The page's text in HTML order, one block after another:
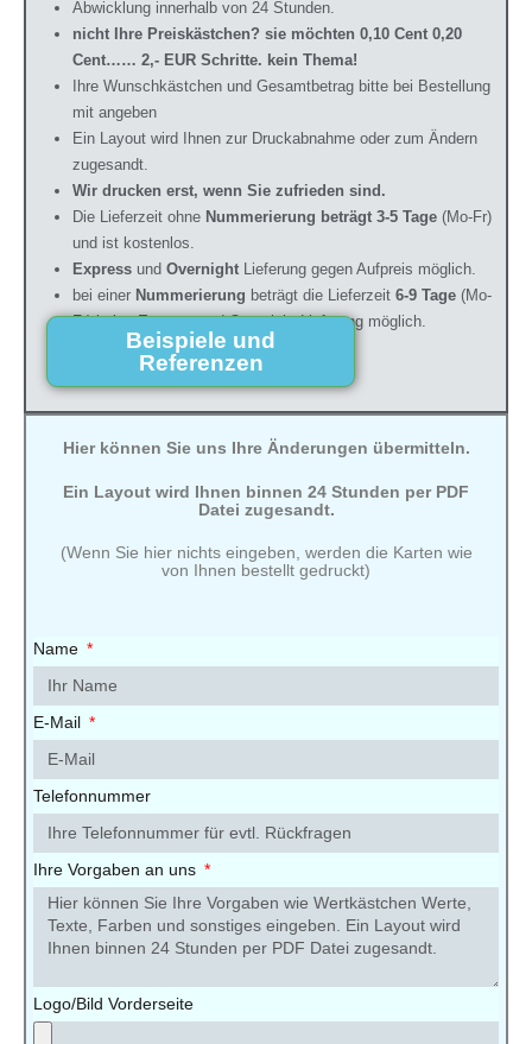
Abwicklung innerhalb von 24 Stunden.
nicht Ihre Preiskästchen? sie möchten 0,10 Cent 0,20
Cent…… 2,- EUR Schritte. kein Thema!
Ihre Wunschkästchen und Gesamtbetrag bitte bei Bestellung
mit angeben
Ein Layout wird Ihnen zur Druckabnahme oder zum Ändern
zugesandt.
Wir drucken erst, wenn Sie zufrieden sind.
Die Lieferzeit ohne Nummerierung beträgt 3-5 Tage (Mo-Fr)
und ist kostenlos.
Express und Overnight Lieferung gegen Aufpreis möglich.
bei einer Nummerierung beträgt die Lieferzeit 6-9 Tage (Mo-
Fr) keine Express und Overnight Lieferung möglich.
Hier können Sie uns Ihre Änderungen übermitteln.
Ein Layout wird Ihnen binnen 24 Stunden per PDF
Datei zugesandt.
(Wenn Sie hier nichts eingeben, werden die Karten wie
von Ihnen bestellt gedruckt)
Name
E-Mail
Telefonnummer
Ihre Vorgaben an uns
Logo/Bild Vorderseite
Beispiele und
Referenzen